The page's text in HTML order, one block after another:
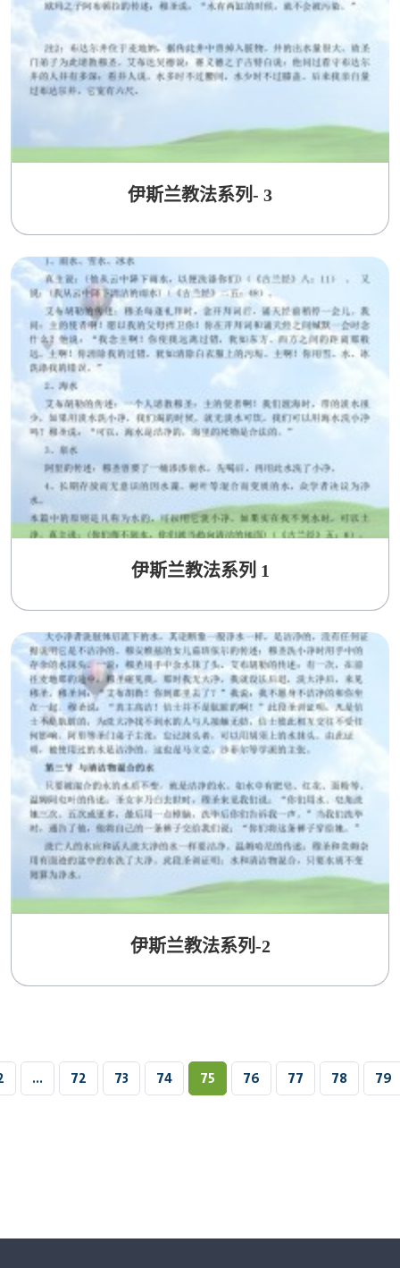
伊斯兰教法系列- 3
伊斯兰教法系列 1
伊斯兰教法系列-2
... 72 73 74 75 76 77 78 79